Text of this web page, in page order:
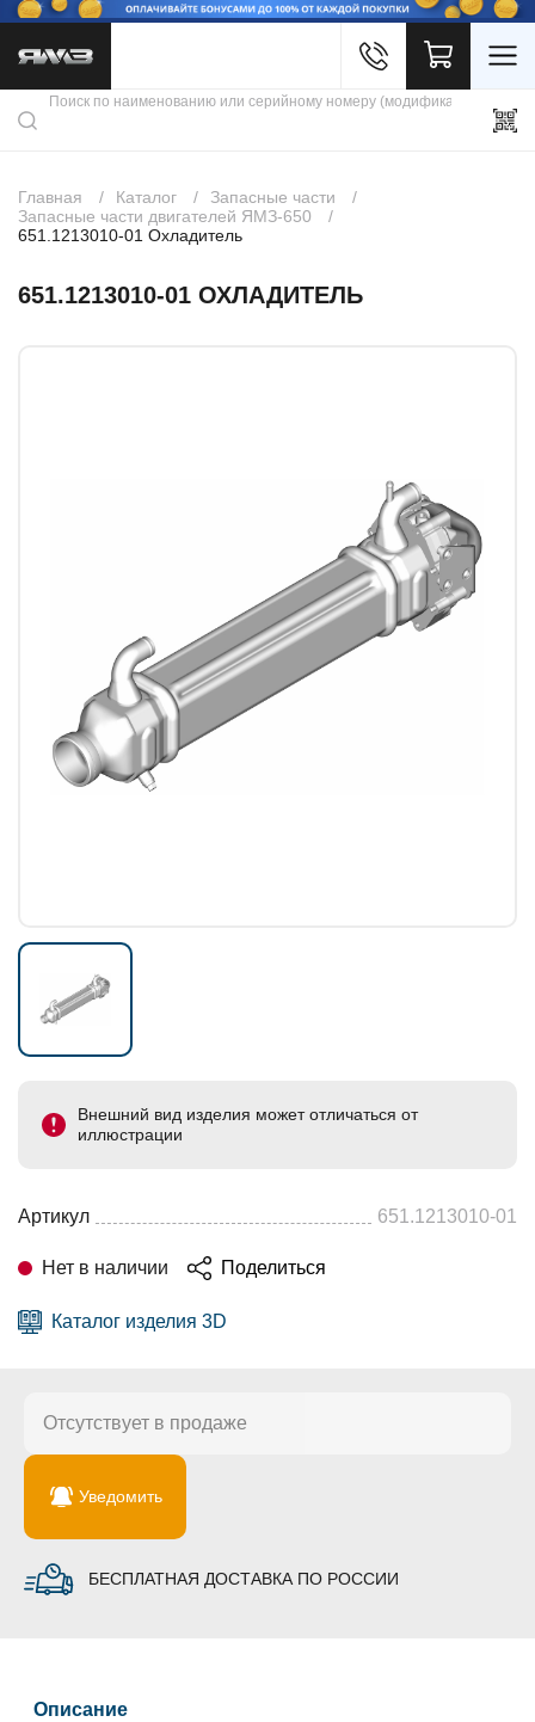
Каталог продукции
Скидки
Контакты
Главная Каталог
Запасные части
Запасные части двигателей ЯМЗ-650
651.1213010-01 Охладитель
651.1213010-01 ОХЛАДИТЕЛЬ
Внешний вид изделия может отличаться от
иллюстрации
Артикул 651.1213010-01
Нет в наличии Поделиться
Каталог изделия 3D
Отсутствует в продаже
Уведомить
БЕСПЛАТНАЯ ДОСТАВКА ПО РОССИИ
Описание